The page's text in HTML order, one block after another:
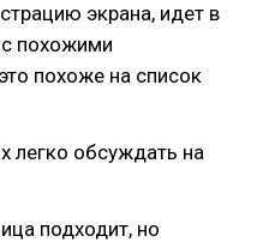
экрана, идет в
похожими
похоже на список
легко обсуждать на
подходит, но